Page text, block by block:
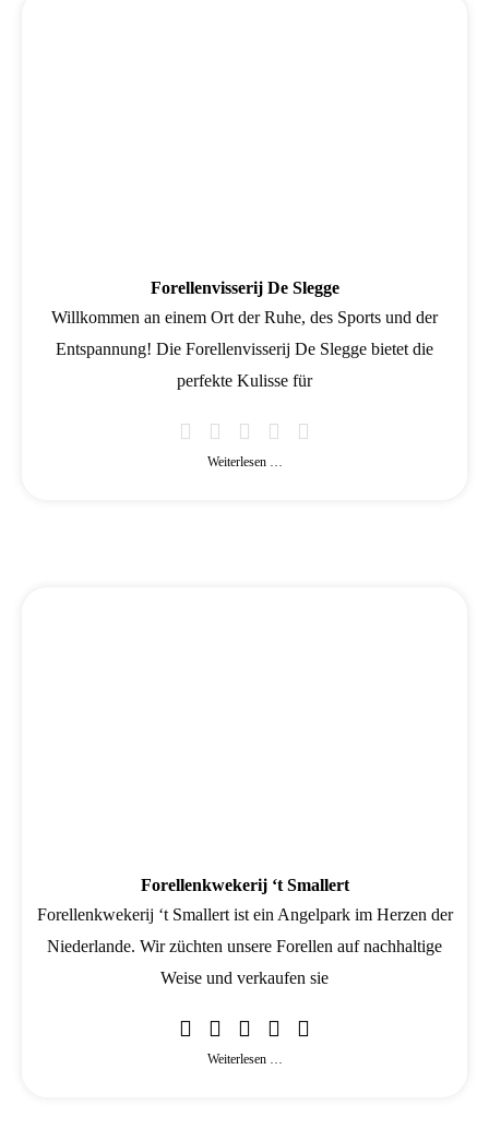
Forellenvisserij De Slegge
Willkommen an einem Ort der Ruhe, des Sports und der
Entspannung! Die Forellenvisserij De Slegge bietet die
perfekte Kulisse für
Weiterlesen …
Forellenkwekerij ‘t Smallert
Forellenkwekerij ‘t Smallert ist ein Angelpark im Herzen der
Niederlande. Wir züchten unsere Forellen auf nachhaltige
Weise und verkaufen sie
Weiterlesen …